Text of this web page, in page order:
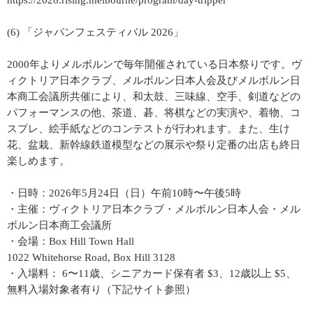
(6) 「ジャパンフェスティバル 2026」
2000年よりメルボルンで毎年開催されている日本祭りです。ヴ
ィクトリア日本クラブ、メルボルン日本人会及びメルボルン日
本商工会議所共催により、和太鼓、三味線、空手、剣道などの
パフォーマンスの他、茶道、碁、将棋などの実演や、着物、コ
スプレ、絵手紙などのコンテストが行われます。また、生け
花、盆栽、新幹線鉄道模型などの展示や祭り定番の出店も終日
楽しめます。
・日時：2026年5月24日（日）午前10時〜午後5時
・主催：ヴィクトリア日本クラブ・メルボルン日本人会・メル
ボルン日本商工会議所
・会場：Box Hill Town Hall
1022 Whitehorse Road, Box Hill 3128
・入場料： 6〜11歳、シニアカード保有者 $3、12歳以上 $5、
無料入場対象者有り（下記サイト参照）